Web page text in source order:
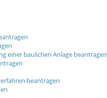
einer baulichen Anlage beantragen
beantragen